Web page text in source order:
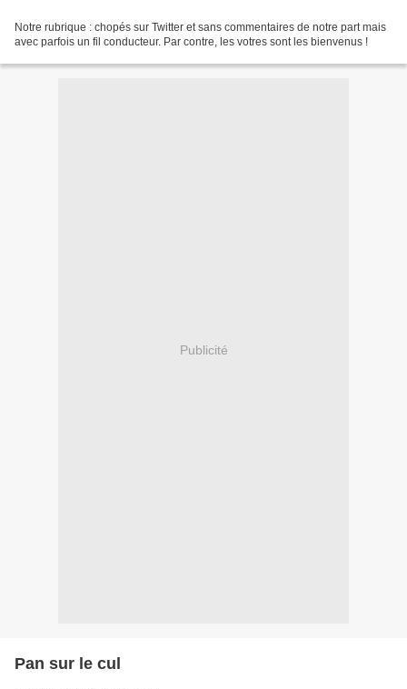
Notre rubrique : chopés sur Twitter et sans commentaires de notre part mais
avec parfois un fil conducteur. Par contre, les votres sont les bienvenus !
Publicité
Pan sur le cul